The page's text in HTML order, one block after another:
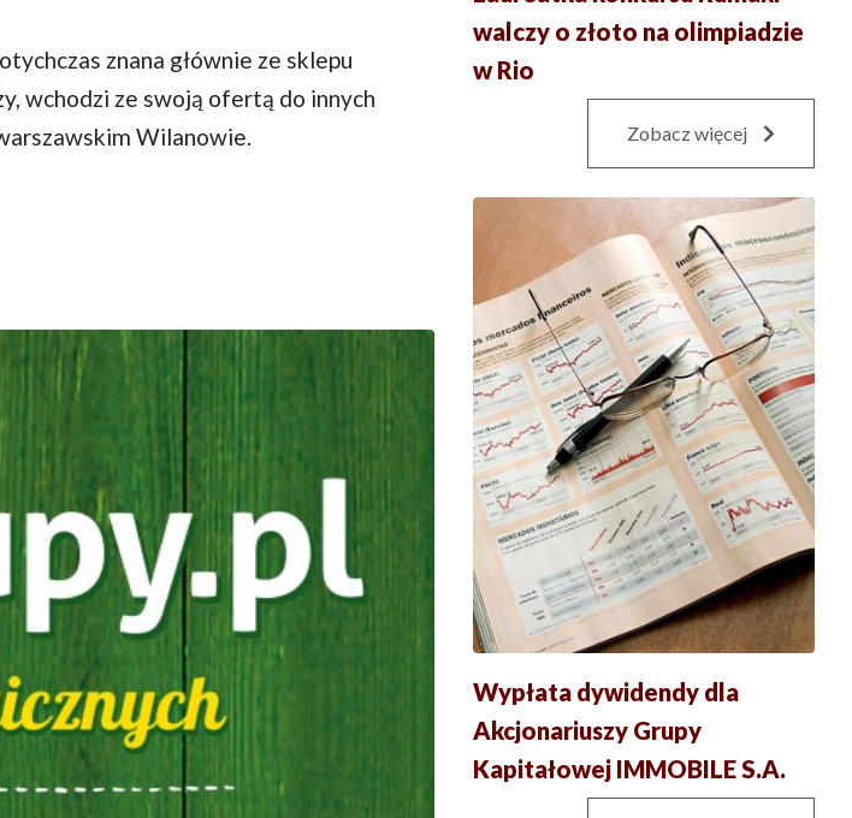
znana głównie ze sklepu
wchodzi ze swoją ofertą do innych
Wilanowie.
walczy o złoto na olimpiadzie
w Rio
Zobacz więcej
Wypłata dywidendy dla
Akcjonariuszy Grupy
Kapitałowej IMMOBILE S.A.